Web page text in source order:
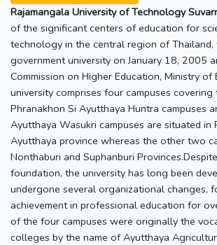
Rajamangala University of Technology
of the significant centers of education for
technology in the central region of Thailand,
government university on January 18, 2005
Commission on Higher Education, Ministry of
university comprises four campuses covering
Phranakhon Si Ayutthaya Huntra campuses
Ayutthaya Wasukri campuses are situated in
Ayutthaya province whereas the other two
Nonthaburi and Suphanburi
foundation, the university has long been
undergone several organizational changes,
achievement in professional education for
of the four campuses were originally the
colleges by the name of Ayutthaya